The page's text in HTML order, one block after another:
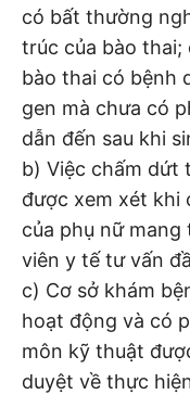
có bất thường
trúc của bào
bào thai có bệnh
gen mà chưa có
dẫn đến sau khi
b) Việc chấm dứt
được xem xét khi
của phụ nữ mang
viên y tế tư vấn
c) Cơ sở khám
hoạt động và có
môn kỹ thuật
duyệt về thực